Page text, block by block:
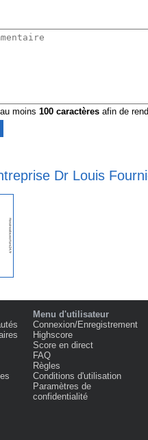
moins 100caractèresafin de
Dr Louis
Menu d'utilisateur
Connexion/Enregistrement
Highscore
Score en direct
FAQ
Règles
Conditions d'utilisation
Paramètres de
confidentialité